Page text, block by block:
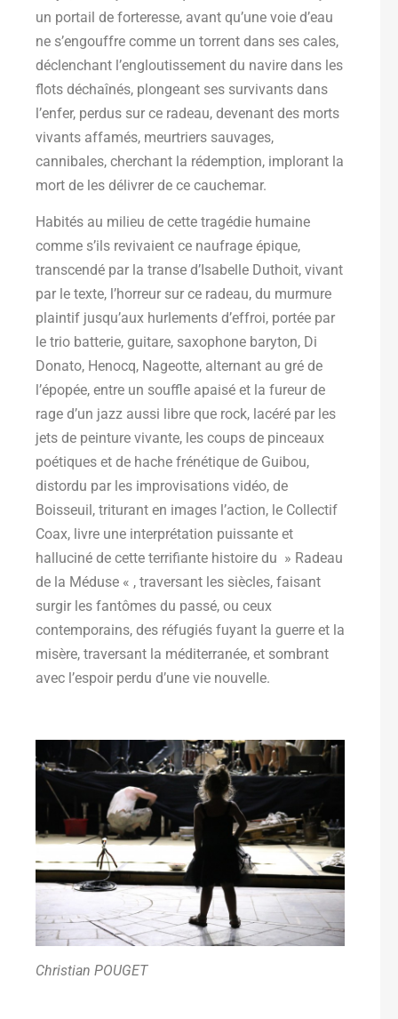
un portail de forteresse, avant qu’une voie d’eau
ne s’engouffre comme un torrent dans ses cales,
déclenchant l’engloutissement du navire dans les
flots déchaînés, plongeant ses survivants dans
l’enfer, perdus sur ce radeau, devenant des morts
vivants affamés, meurtriers sauvages,
cannibales, cherchant la rédemption, implorant la
mort de les délivrer de ce cauchemar.
Habités au milieu de cette tragédie humaine
comme s’ils revivaient ce naufrage épique,
transcendé par la transe d’Isabelle Duthoit, vivant
par le texte, l’horreur sur ce radeau, du murmure
plaintif jusqu’aux hurlements d’effroi, portée par
le trio batterie, guitare, saxophone baryton, Di
Donato, Henocq, Nageotte, alternant au gré de
l’épopée, entre un souffle apaisé et la fureur de
rage d’un jazz aussi libre que rock, lacéré par les
jets de peinture vivante, les coups de pinceaux
poétiques et de hache frénétique de Guibou,
distordu par les improvisations vidéo, de
Boisseuil, triturant en images l’action, le Collectif
Coax, livre une interprétation puissante et
halluciné de cette terrifiante histoire du » Radeau
de la Méduse « , traversant les siècles, faisant
surgir les fantômes du passé, ou ceux
contemporains, des réfugiés fuyant la guerre et la
misère, traversant la méditerranée, et sombrant
avec l’espoir perdu d’une vie nouvelle.
Christian POUGET